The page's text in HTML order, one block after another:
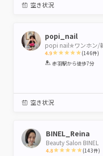
空き状況
popi_nail
4.9
1 2 3 4 5
(146件)
赤羽駅から徒歩7分
空き状況
BINEL_Reina
Beauty Salon BINEL
4.8 (143件)